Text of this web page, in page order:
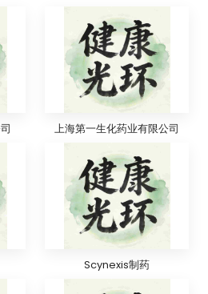
上海第一生化药业有限公司
Scynexis制药